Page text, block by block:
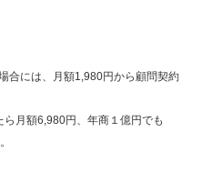
合には、月額1,980円から顧問契約
月額6,980円、年商１億円でも